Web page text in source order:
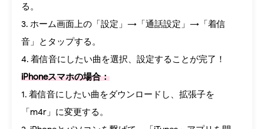
る。
3. ホーム画面上の「設定」→「通話設定」→「着信
音」とタップする。
4. 着信音にしたい曲を選択、設定することが完了！
iPhoneスマホの場合：
1. 着信音にしたい曲をダウンロードし、拡張子を
「m4r」に変更する。